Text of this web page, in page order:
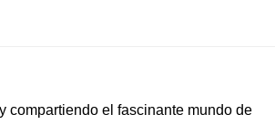
compartiendo el fascinante mundo de